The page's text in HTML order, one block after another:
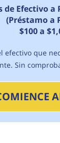
de Efectivo a
(Préstamo a
$100 a
efectivo que
Sin